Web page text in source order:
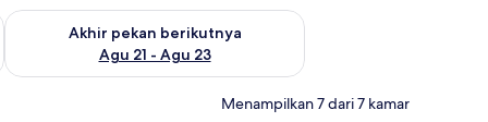
Agu 14 - Agu 16
Akhir pekan berikutnya
Agu 21 - Agu 23
Periksa ketersediaan untuk akhir pekan berikutnya Agu 21 -
Menampilkan 7 dari 7 kamar